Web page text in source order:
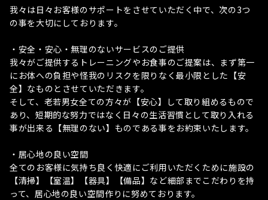
我々は日々お客様のサポートをさせていただく中で、次の3つ
の事を大切にしております。
・安全・安心・無理のないサービスのご提供
我々がご提供するトレーニングやお食事のご提案は、まず第一
にお体への負担や怪我のリスクを限りなく最小限とした【安
全】なものとさせていただきます。
そして、老若男女全ての方々が【安心】して取り組めるもので
あり、短期的な努力ではなく日々の生活習慣として取り入れる
事が出来る【無理のない】ものである事をお約束いたします。
・居心地の良い空間
全てのお客様に気持ち良く快適にご利用いただくために施設の
【清掃】【室温】【器具】【備品】など細部までこだわりを持
って、居心地の良い空間作りに努めております。